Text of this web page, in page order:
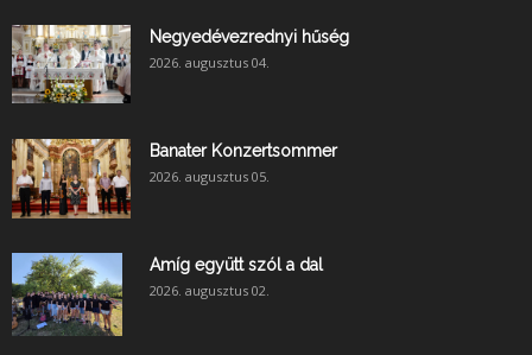
Negyedévezrednyi hűség
2026. augusztus 04.
Banater Konzertsommer
2026. augusztus 05.
Amíg együtt szól a dal
2026. augusztus 02.